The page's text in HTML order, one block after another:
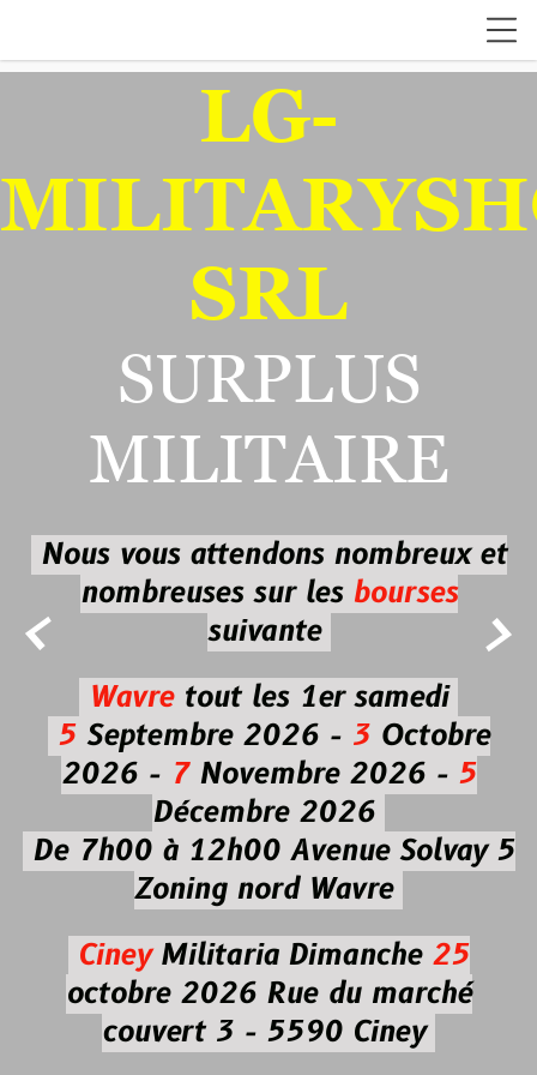
 
LG-
SRL
SURPLUS
MILITAIRE
Nous vous attendons nombreux et
nombreuses sur les bourses
suivante
Wavretout les 1er samedi
5Septembre 2026 - 3Octobre
2026 -7Novembre 2026 - 5
Décembre 2026
De 7h00 à 12h00 Avenue Solvay 5
Zoning nord Wavre
CineyMilitaria Dimanche 25
octobre 2026Rue du marché
couvert 3 - 5590 Ciney